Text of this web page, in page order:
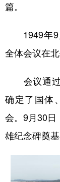
篇。
1949年9
全体会议在北
会议通过
确定了国体
会。9月30日
雄纪念碑奠